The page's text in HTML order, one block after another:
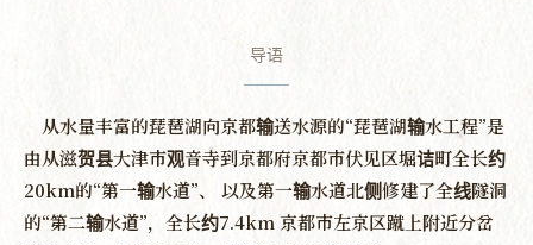
导语
从水量丰富的琵琶湖向京都输送水源的“琵琶湖输水工程”是
由从滋贺县大津市观音寺到京都府京都市伏见区堀诘町全长约
20km的“第一输水道”、
以及第一输水道北侧修建了全线隧洞
的“第二输水道”，全长约7.4km 京都市左京区蹴上附近分岔